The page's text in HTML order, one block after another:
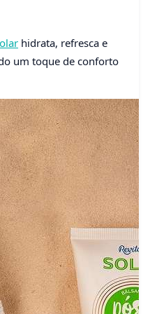
hidrata, refresca e
um toque de conforto